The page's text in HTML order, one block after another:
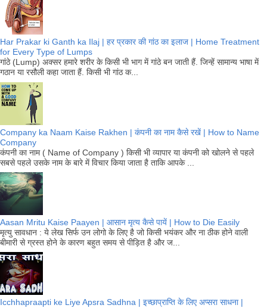
Har Prakar ki Ganth ka Ilaj | हर प्रकार की गांठ का इलाज | Home Treatment
for Every Type of Lumps
गांठे (Lump) अक्सर हमारे शरीर के किसी भी भाग में गांठे बन जाती हैं. जिन्हें सामान्य भाषा में
गठान या रसौली कहा जाता हैं. किसी भी गांठ क...
Company ka Naam Kaise Rakhen | कंपनी का नाम कैसे रखें | How to Name
Company
कंपनी का नाम ( Name of Company ) किसी भी व्यापार या कंपनी को खोलने से पहले
सबसे पहले उसके नाम के बारे में विचार किया जाता है ताकि आपके ...
Aasan Mritu Kaise Paayen | आसान मृत्य कैसे पायें | How to Die Easily
मृत्यु सावधान : ये लेख सिर्फ उन लोगो के लिए है जो किसी भयंकर और ना ठीक होने वाली
बीमारी से ग्रस्त होने के कारण बहुत समय से पीड़ित है और ज...
Icchhapraapti ke Liye Apsra Sadhna | इच्छाप्राप्ति के लिए अप्सरा साधना |